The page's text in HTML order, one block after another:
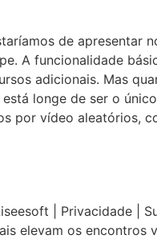
de apresentar
A funcionalidade
adicionais. Mas
longe de ser o
por vídeo aleatórios,
| Privacidade |
elevam os encontros